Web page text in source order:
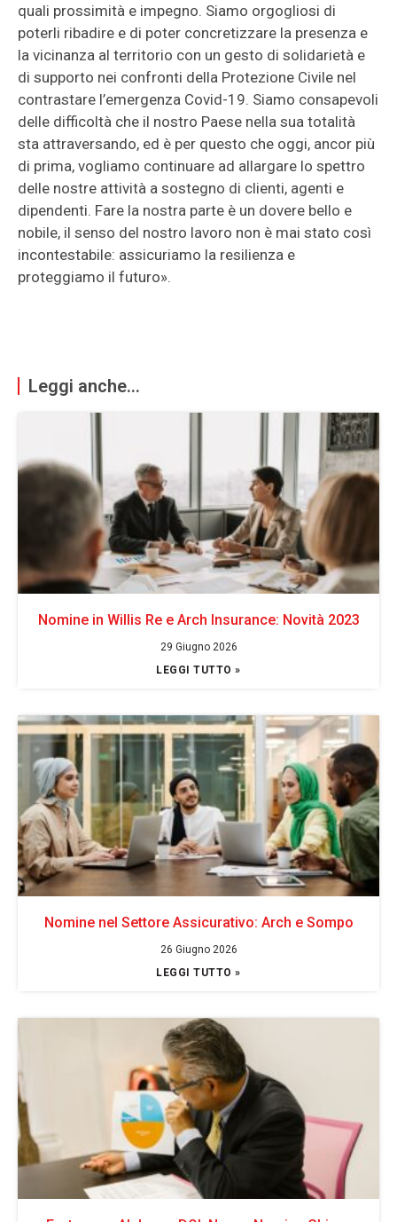
quali prossimità e impegno. Siamo orgogliosi di
poterli ribadire e di poter concretizzare la presenza e
la vicinanza al territorio con un gesto di solidarietà e
di supporto nei confronti della Protezione Civile nel
contrastare l’emergenza Covid-19. Siamo consapevoli
delle difficoltà che il nostro Paese nella sua totalità
sta attraversando, ed è per questo che oggi, ancor più
di prima, vogliamo continuare ad allargare lo spettro
delle nostre attività a sostegno di clienti, agenti e
dipendenti. Fare la nostra parte è un dovere bello e
nobile, il senso del nostro lavoro non è mai stato così
incontestabile: assicuriamo la resilienza e
proteggiamo il futuro».
Leggi anche...
Nomine in Willis Re e Arch Insurance: Novità 2023
29 Giugno 2026
LEGGI TUTTO »
Nomine nel Settore Assicurativo: Arch e Sompo
26 Giugno 2026
LEGGI TUTTO »